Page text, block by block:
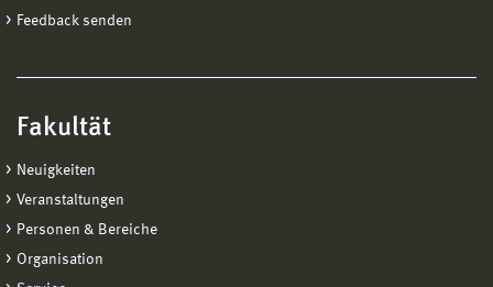
Feedback senden
Fakultät
Neuigkeiten
Veranstaltungen
Personen & Bereiche
Organisation